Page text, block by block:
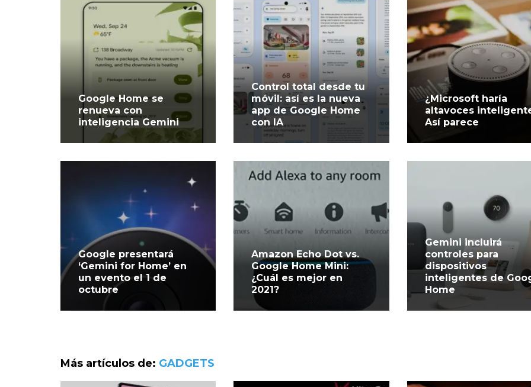
Google Home se
renueva con
inteligencia Gemini
Control total desde tu
móvil: así es la nueva
app de Google Home
con IA
¿Microsoft haría
altavoces
Así parece
Google presentará
‘Gemini for Home’ en
un evento el 1 de
octubre
Amazon Echo Dot vs.
Google Home Mini:
¿Cuál es mejor en
2021?
Gemini incluirá
controles para
dispositivos
inteligentes de
Home
Más artículos de: GADGETS